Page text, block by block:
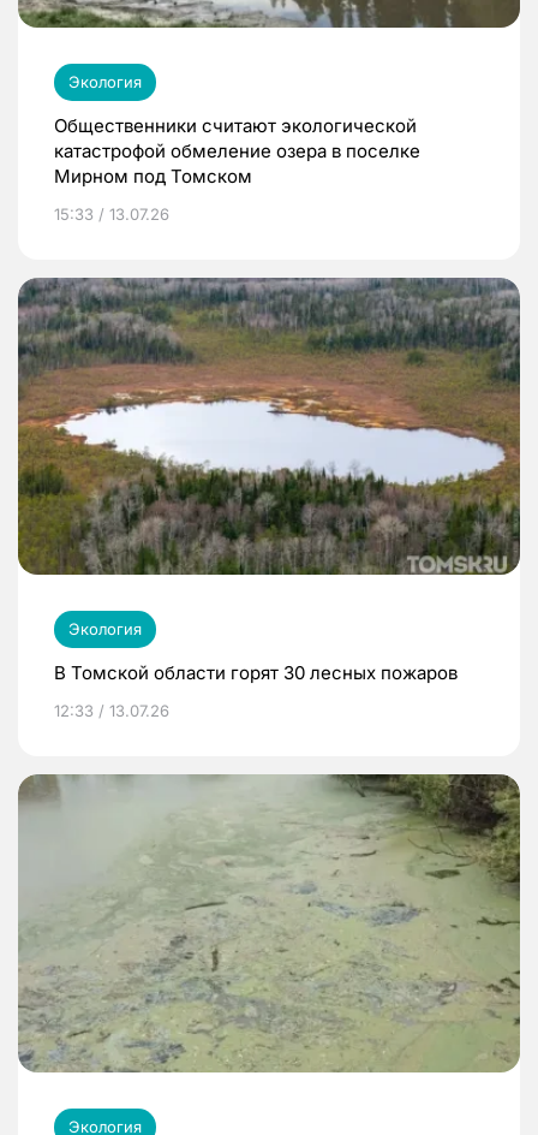
Экология
Общественники считают экологической
катастрофой обмеление озера в поселке
Мирном под Томском
15:33 / 13.07.26
Экология
В Томской области горят 30 лесных пожаров
12:33 / 13.07.26
Экология